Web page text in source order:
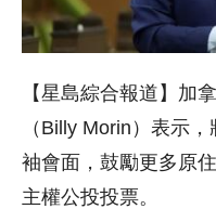
【星島綜合報道】加
（Billy Morin）表示
袖會面，鼓勵更多原
主權公投投票。